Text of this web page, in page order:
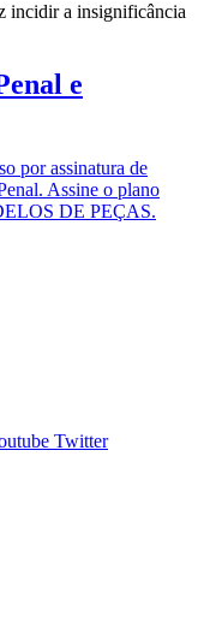
incidir a insignificância
e
por assinatura de
Assine o plano
DE PEÇAS.
Twitter